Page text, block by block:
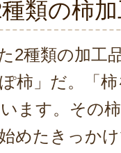
類の柿
2種類の加工
柿」だ。「
ます。その
めたきっか